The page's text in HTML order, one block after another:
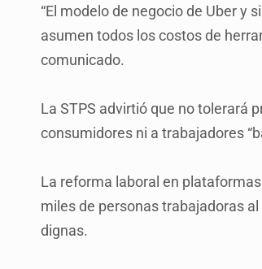
“El modelo de negocio de Uber y
asumen todos los costos de
comunicado.
La STPS advirtió que no tolerará
consumidores ni a trabajadores
La reforma laboral en
miles de personas trabajadoras
dignas.